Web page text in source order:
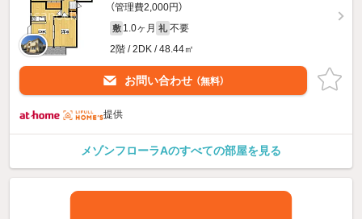
（管理費2,000円）
敷 1.0ヶ月 礼 不要
2階 / 2DK / 48.44㎡
お問い合わせ （無料）
提供
メゾンフローラAのすべての部屋を見る